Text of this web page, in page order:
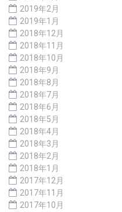
2019年2月
2019年1月
2018年12月
2018年11月
2018年10月
2018年9月
2018年8月
2018年7月
2018年6月
2018年5月
2018年4月
2018年3月
2018年2月
2018年1月
2017年12月
2017年11月
2017年10月